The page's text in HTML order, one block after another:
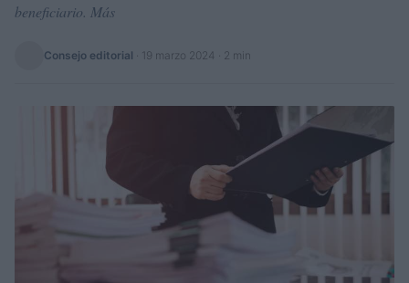
beneficiario. Más
Consejo editorial 19 marzo 2024 · 2 min